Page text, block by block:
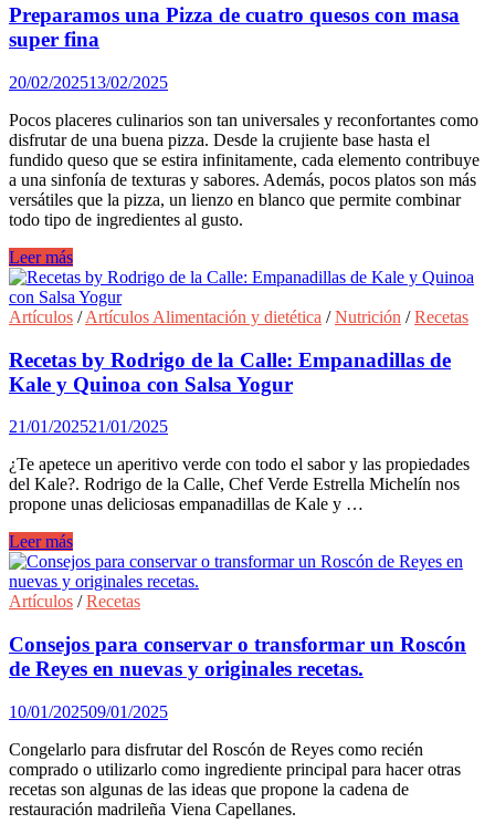
Trigo
khorasan
para
y
deportistas
Preparamos una Pizza de cuatro quesos con masa
super fina
20/02/202513/02/2025
Pocos placeres culinarios son tan universales y reconfortantes como
disfrutar de una buena pizza. Desde la crujiente base hasta el
fundido queso que se estira infinitamente, cada elemento contribuye
a una sinfonía de texturas y sabores. Además, pocos platos son más
versátiles que la pizza, un lienzo en blanco que permite combinar
todo tipo de ingredientes al gusto.
Preparamos
una
Pizza
de
quesos
con
masa
fina
Leer más
Artículos /Artículos Alimentación y dietética /Nutrición /Recetas
Recetas by Rodrigo de la Calle: Empanadillas de
Kale y Quinoa con Salsa Yogur
21/01/202521/01/2025
¿Te apetece un aperitivo verde con todo el sabor y las propiedades
del Kale?. Rodrigo de la Calle, Chef Verde Estrella Michelín nos
propone unas deliciosas empanadillas de Kale y …
Recetas
by
Rodrigo
de
Calle:
Empanadillas
de
y
Quinoa
con
Salsa
Yogur
Leer más
Artículos /Recetas
Consejos para conservar o transformar un Roscón
de Reyes en nuevas y originales recetas.
10/01/202509/01/2025
Congelarlo para disfrutar del Roscón de Reyes como recién
comprado o utilizarlo como ingrediente principal para hacer otras
recetas son algunas de las ideas que propone la cadena de
restauración madrileña Viena Capellanes.